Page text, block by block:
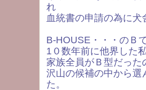
れ
血統書の申請の為に
B-HOUSE・・・のＢ
1０数年前に他界した
家族全員がＢ型だっ
沢山の候補の中から選
た。